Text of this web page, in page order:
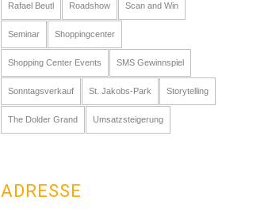
Rafael Beutl Roadshow Scan and Win
Seminar Shoppingcenter
Shopping Center Events SMS Gewinnspiel
Sonntagsverkauf St. Jakobs-Park Storytelling
The Dolder Grand Umsatzsteigerung
ADRESSE